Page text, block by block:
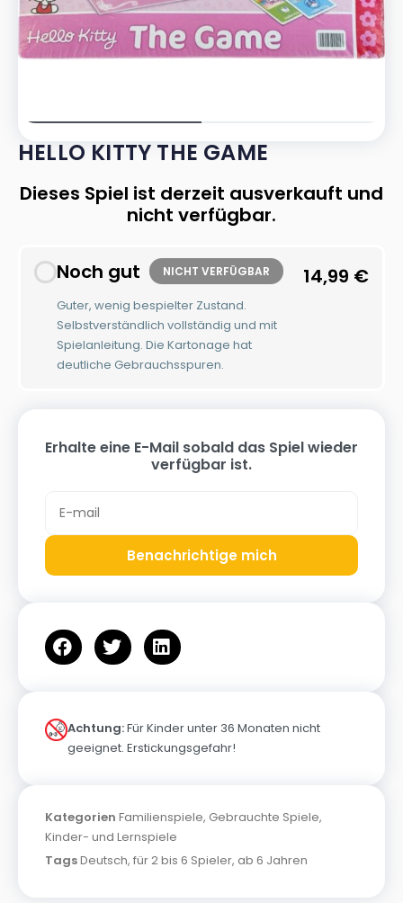
HELLO KITTY THE GAME
Dieses Spiel ist derzeit ausverkauft und
nicht verfügbar.
Noch gut NICHT VERFÜGBAR
Guter, wenig bespielter Zustand.
Selbstverständlich vollständig und mit
Spielanleitung. Die Kartonage hat
deutliche Gebrauchsspuren.
14,99 €
Erhalte eine E-Mail sobald das Spiel wieder
verfügbar ist.
Benachrichtige mich
Achtung:Für Kinder unter 36 Monaten nicht
geeignet. Erstickungsgefahr!
Kategorien Familienspiele, Gebrauchte Spiele,
Kinder- und Lernspiele
TagsDeutsch, für 2 bis 6 Spieler, ab 6 Jahren